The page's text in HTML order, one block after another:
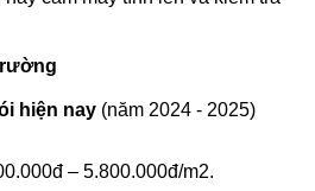
hiện nay (năm 2024 - 2025)
– 5.800.000đ/m2.